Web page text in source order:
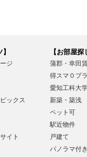
ジ
ックス
イト
【お部屋探
蒲郡・幸田
得スマ０プ
愛知工科大
新築・築浅
ペット可
駅近物件
戸建て
パノラマ付き